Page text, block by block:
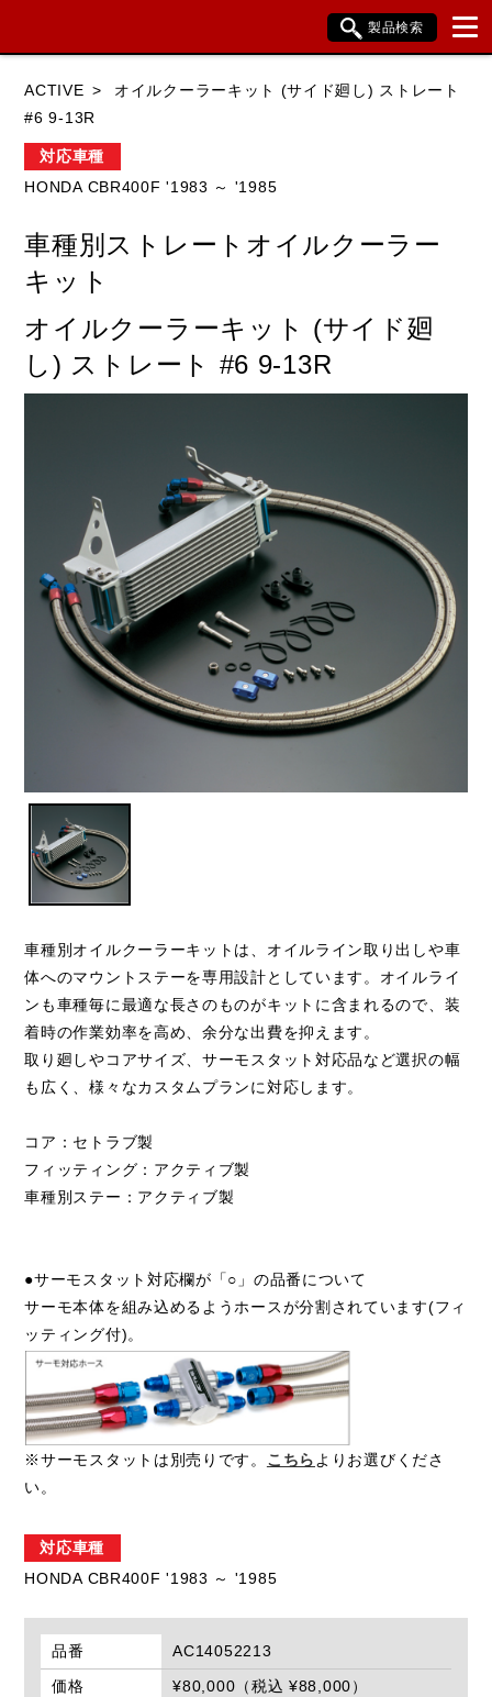
製品検索
HONDA YAMAHA SUZUKI
KAWASAKI BMW DUCATI
HARLEY DAVIDSON
閉じる
ACTIVE
オイルクーラーキット (サイド廻し) ストレート
#6 9-13R
対応車種
HONDA CBR400F '1983 ～ '1985
車種別ストレートオイルクーラー
キット
オイルクーラーキット (サイド廻
し) ストレート #6 9-13R
車種別オイルクーラーキットは、オイルライン取り出しや車
体へのマウントステーを専用設計としています。オイルライ
ンも車種毎に最適な長さのものがキットに含まれるので、装
着時の作業効率を高め、余分な出費を抑えます。
取り廻しやコアサイズ、サーモスタット対応品など選択の幅
も広く、様々なカスタムプランに対応します。
コア：セトラブ製
フィッティング：アクティブ製
車種別ステー：アクティブ製
●サーモスタット対応欄が「○」の品番について
サーモ本体を組み込めるようホースが分割されています(フィ
ッティング付)。
※サーモスタットは別売りです。 こちらよりお選びくださ
い。
対応車種
HONDA CBR400F '1983 ～ '1985
品番
AC14052213
価格
¥80,000（税込 ¥88,000）